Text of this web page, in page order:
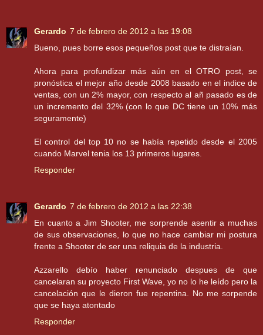
Gerardo 7 de febrero de 2012 a las 19:08
Bueno, pues borre esos pequeños post que te distraían.
Ahora para profundizar más aún en el OTRO post, se
pronóstica el mejor año desde 2008 basado en el indice de
ventas, con un 2% mayor, con respecto al añ pasado es de
un incremento del 32% (con lo que DC tiene un 10% más
seguramente)
El control del top 10 no se había repetido desde el 2005
cuando Marvel tenia los 13 primeros lugares.
Responder
Gerardo 7 de febrero de 2012 a las 22:38
En cuanto a Jim Shooter, me sorprende asentir a muchas
de sus observaciones, lo que no hace cambiar mi postura
frente a Shooter de ser una reliquia de la industria.
Azzarello debío haber renunciado despues de que
cancelaran su proyecto First Wave, yo no lo he leído pero la
cancelación que le dieron fue repentina. No me sorpende
que se haya atontado
Responder